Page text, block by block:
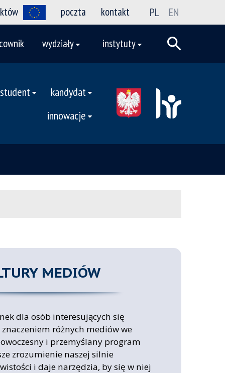
poczta kontakt PL EN
wydziały instytuty
student
kandydat
innowacje
MEDIÓW
dla osób interesujących się
różnych mediów we
i przemyślany program
zrozumienie naszej silnie
i daje narzędzia, by się w niej